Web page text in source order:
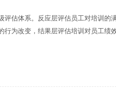
评估体系。反应层评估员工对培训的
行为改变，结果层评估培训对员工绩